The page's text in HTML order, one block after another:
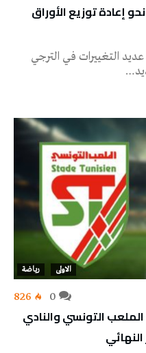
إعادة توزيع الأوراق
عديد التغييرات فـي الترجي
الاولى رياضة
826
التونسي والنادي